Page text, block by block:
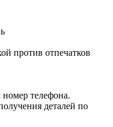
против отпечатков
телефона.
деталей по